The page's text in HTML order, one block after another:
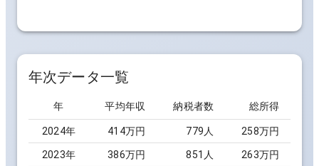
年次データ一覧
年 平均年収 納税者数 総所得
2024年 414万円 779 人 258万円
2023年 386万円 851 人 263万円